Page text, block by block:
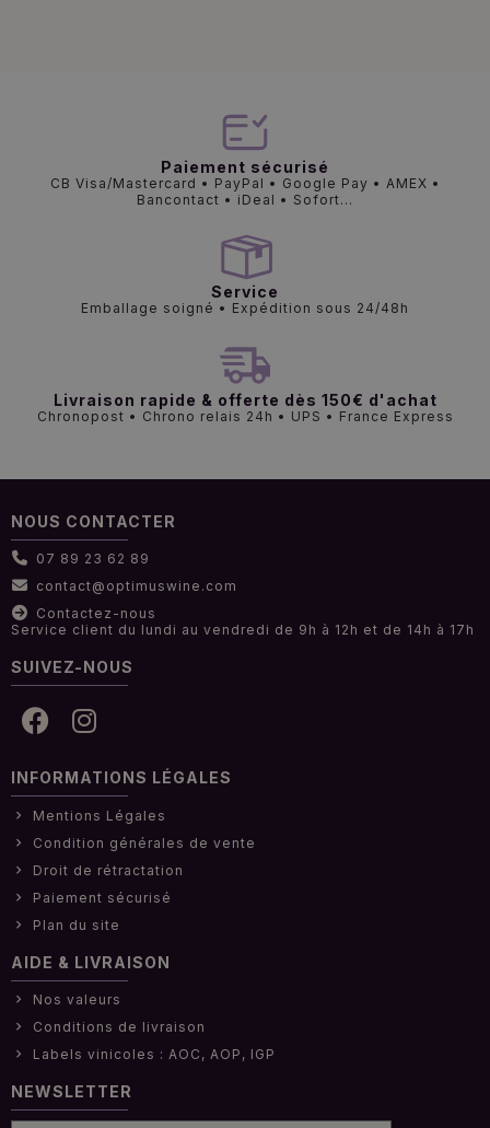
Paiement sécurisé
CB Visa/Mastercard • PayPal • Google Pay • AMEX •
Bancontact • iDeal • Sofort...
Service
Emballage soigné • Expédition sous 24/48h
Livraison rapide & offerte dès 150€ d'achat
Chronopost • Chrono relais 24h • UPS • France Express
NOUS CONTACTER
07 89 23 62 89
contact@optimuswine.com
Contactez-nous
Service client du lundi au vendredi de 9h à 12h et de 14h à 17h
SUIVEZ-NOUS
INFORMATIONS LÉGALES
Mentions Légales
Condition générales de vente
Droit de rétractation
Paiement sécurisé
Plan du site
AIDE & LIVRAISON
Nos valeurs
Conditions de livraison
Labels vinicoles : AOC, AOP, IGP
NEWSLETTER